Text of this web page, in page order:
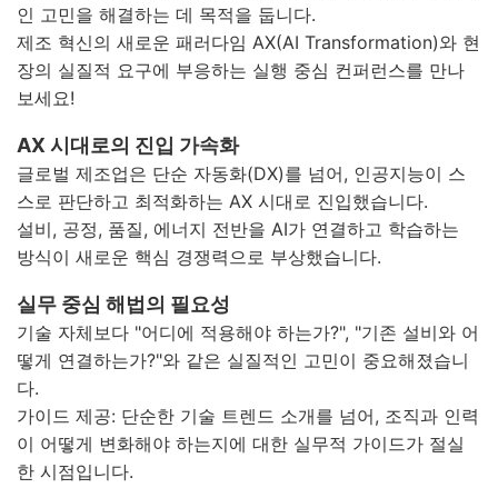
인 고민을 해결하는 데 목적을 둡니다.
제조 혁신의 새로운 패러다임 AX(AI Transformation)와 현
장의 실질적 요구에 부응하는 실행 중심 컨퍼런스를 만나
보세요!
AX 시대로의 진입 가속화
글로벌 제조업은 단순 자동화(DX)를 넘어, 인공지능이 스
스로 판단하고 최적화하는 AX 시대로 진입했습니다.
설비, 공정, 품질, 에너지 전반을 AI가 연결하고 학습하는
방식이 새로운 핵심 경쟁력으로 부상했습니다.
실무 중심 해법의 필요성
기술 자체보다 "어디에 적용해야 하는가?", "기존 설비와 어
떻게 연결하는가?"와 같은 실질적인 고민이 중요해졌습니
다.
가이드 제공: 단순한 기술 트렌드 소개를 넘어, 조직과 인력
이 어떻게 변화해야 하는지에 대한 실무적 가이드가 절실
한 시점입니다.